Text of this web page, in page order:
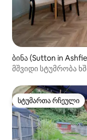
ბინა (Sutton in
მშვიდი სტუმრობა
სტუმართა რჩეული
სტუმართა რჩეული